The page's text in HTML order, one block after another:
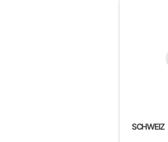
SCHWEIZ